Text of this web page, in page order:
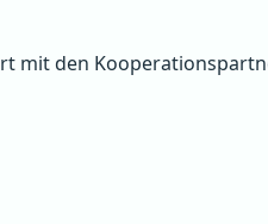
mit den